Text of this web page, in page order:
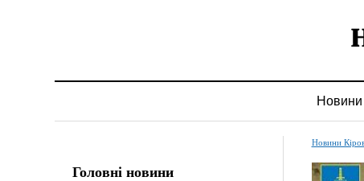
Новини
Головні новини
Новини